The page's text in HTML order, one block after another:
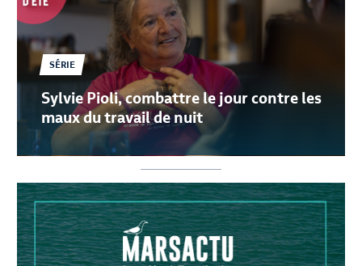
SÉRIE
Sylvie Pioli, combattre le jour contre les
maux du travail de nuit